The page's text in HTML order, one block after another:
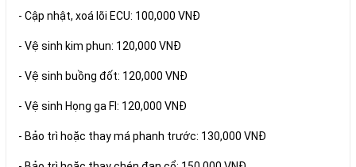
phẩm thuật
- Cập nhật, xoá lõi ECU: 100,000 VNĐ
- Vệ sinh kim phun: 120,000 VNĐ
- Vệ sinh buồng đốt: 120,000 VNĐ
- Vệ sinh Họng ga FI: 120,000 VNĐ
- Bảo trì hoặc thay má phanh trước: 130,000 VNĐ